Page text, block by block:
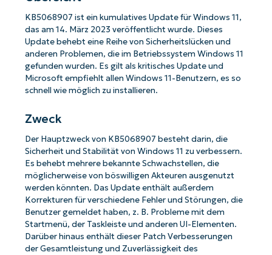
KB5068907 ist ein kumulatives Update für Windows 11,
das am 14. März 2023 veröffentlicht wurde. Dieses
Update behebt eine Reihe von Sicherheitslücken und
anderen Problemen, die im Betriebssystem Windows 11
gefunden wurden. Es gilt als kritisches Update und
Microsoft empfiehlt allen Windows 11-Benutzern, es so
schnell wie möglich zu installieren.
Zweck
Der Hauptzweck von KB5068907 besteht darin, die
Sicherheit und Stabilität von Windows 11 zu verbessern.
Es behebt mehrere bekannte Schwachstellen, die
möglicherweise von böswilligen Akteuren ausgenutzt
werden könnten. Das Update enthält außerdem
Korrekturen für verschiedene Fehler und Störungen, die
Benutzer gemeldet haben, z. B. Probleme mit dem
Startmenü, der Taskleiste und anderen UI-Elementen.
Darüber hinaus enthält dieser Patch Verbesserungen
der Gesamtleistung und Zuverlässigkeit des